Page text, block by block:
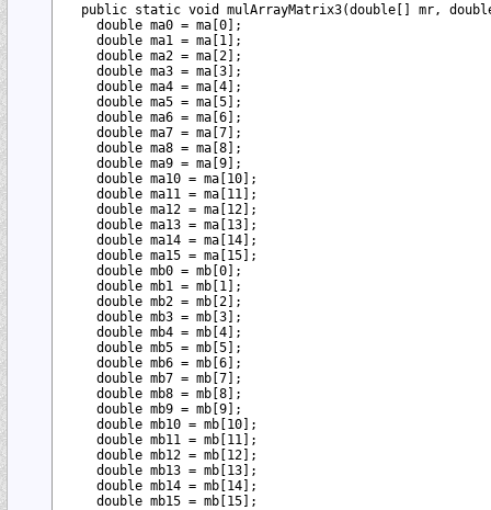
public static void mulArrayMatrix3(double[] mr,
    double ma0 = ma[0];
    double ma1 = ma[1];
    double ma2 = ma[2];
    double ma3 = ma[3];
    double ma4 = ma[4];
    double ma5 = ma[5];
    double ma6 = ma[6];
    double ma7 = ma[7];
    double ma8 = ma[8];
    double ma9 = ma[9];
    double ma10 = ma[10];
    double ma11 = ma[11];
    double ma12 = ma[12];
    double ma13 = ma[13];
    double ma14 = ma[14];
    double ma15 = ma[15];
    double mb0 = mb[0];
    double mb1 = mb[1];
    double mb2 = mb[2];
    double mb3 = mb[3];
    double mb4 = mb[4];
    double mb5 = mb[5];
    double mb6 = mb[6];
    double mb7 = mb[7];
    double mb8 = mb[8];
    double mb9 = mb[9];
    double mb10 = mb[10];
    double mb11 = mb[11];
    double mb12 = mb[12];
    double mb13 = mb[13];
    double mb14 = mb[14];
    double mb15 = mb[15];